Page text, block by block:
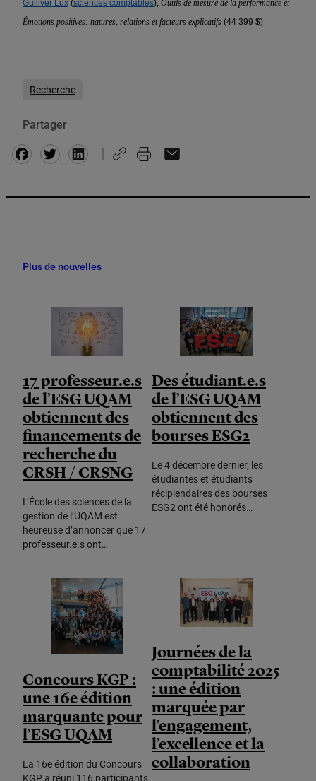
Gulliver Lux (sciences comptables), Outils de mesure de la performance et
Émotions positives: natures, relations et facteurs explicatifs (44 399 $)
Recherche
Partager
Facebook
Twitter
Plus de nouvelles
17 professeur.e.s
de l’ESG UQAM
obtiennent des
financements de
recherche du
CRSH / CRSNG
L’École des sciences de la
gestion de l’UQAM est
heureuse d’annoncer que 17
professeur.e.s ont…
Des étudiant.e.s
de l’ESG UQAM
obtiennent des
bourses ESG2
Le 4 décembre dernier, les
étudiantes et étudiants
récipiendaires des bourses
ESG2 ont été honorés…
Concours KGP :
une 16e édition
marquante pour
l’ESG UQAM
La 16e édition du Concours
KGP a réuni 116 participants
Journées de la
comptabilité 2025
: une édition
marquée par
l’engagement,
l’excellence et la
collaboration